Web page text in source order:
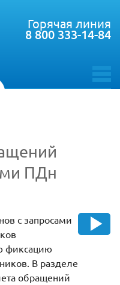
toggle
Горячая линия
8 800 333-14-84
ПДн
с запросами
фиксацию
В разделе
обращений